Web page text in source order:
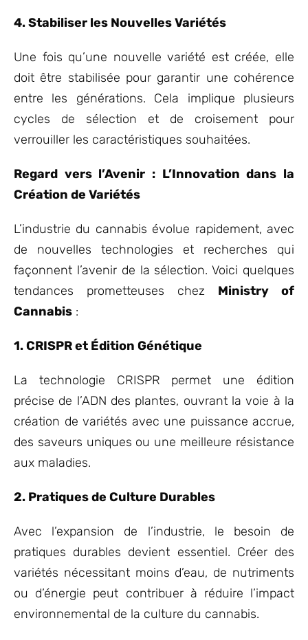
4. Stabiliser les Nouvelles Variétés
Une fois qu’une nouvelle variété est créée, elle
doit être stabilisée pour garantir une cohérence
entre les générations. Cela implique plusieurs
cycles de sélection et de croisement pour
verrouiller les caractéristiques souhaitées.
Regard vers l’Avenir : L’Innovation dans la
Création de Variétés
L’industrie du cannabis évolue rapidement, avec
de nouvelles technologies et recherches qui
façonnent l’avenir de la sélection. Voici quelques
tendances prometteuses chez Ministry of
Cannabis :
1. CRISPR et Édition Génétique
La technologie CRISPR permet une édition
précise de l’ADN des plantes, ouvrant la voie à la
création de variétés avec une puissance accrue,
des saveurs uniques ou une meilleure résistance
aux maladies.
2. Pratiques de Culture Durables
Avec l’expansion de l’industrie, le besoin de
pratiques durables devient essentiel. Créer des
variétés nécessitant moins d’eau, de nutriments
ou d’énergie peut contribuer à réduire l’impact
environnemental de la culture du cannabis.